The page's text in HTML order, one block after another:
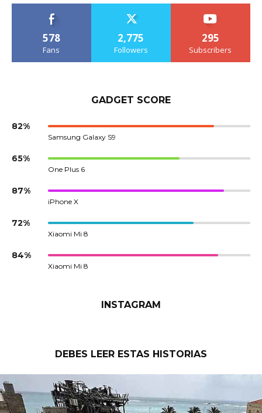
578
Fans
2,775
Followers
295
Subscribers
GADGET SCORE
82%
Samsung Galaxy S9
65%
One Plus 6
87%
iPhone X
72%
Xiaomi Mi 8
84%
Xiaomi Mi 8
INSTAGRAM
DEBES LEER ESTAS HISTORIAS